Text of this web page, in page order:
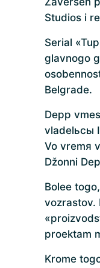
Studios i
Serial
glavnogo
Belgrade.
Depp
vladelьcы
Vo vremя
Džonni
Bolee
vozrastov.
proektam
Krome